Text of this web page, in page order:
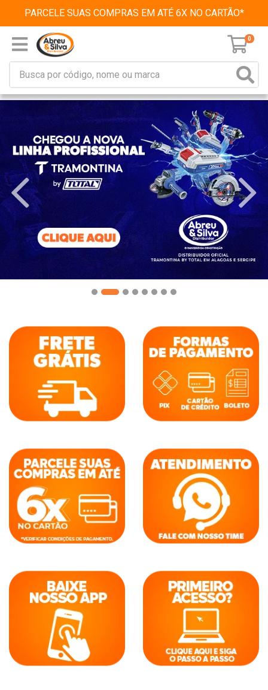
PARCELE SUAS COMPRAS EM ATÉ 6X NO CARTÃO*
0